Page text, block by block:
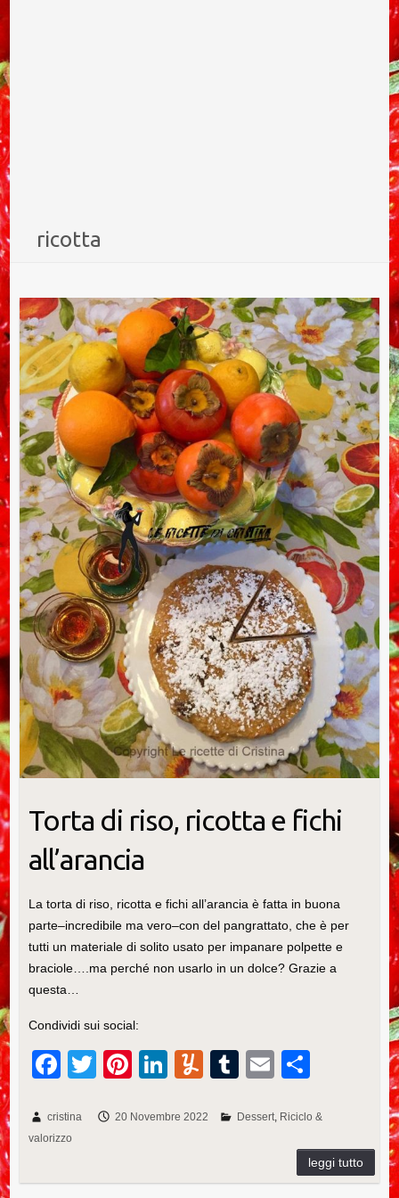
ricotta
Torta di riso, ricotta e fichi all’arancia
Torta di riso, ricotta e fichi
all’arancia
La torta di riso, ricotta e fichi all’arancia è fatta in buona
parte–incredibile ma vero–con del pangrattato, che è per
tutti un materiale di solito usato per impanare polpette e
braciole….ma perché non usarlo in un dolce? Grazie a
questa…
Condividi sui social:
F
c
e
b
T
tt
Pi
er
st
Li
k
dI
Y
m
ly
T
m
r
E
ail n
di
vi
cristina 20 Novembre 2022 Dessert Riciclo &
valorizzo